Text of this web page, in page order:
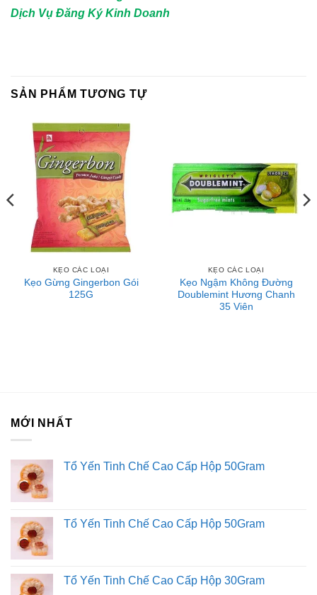
Dịch Vụ Đăng Ký Kinh Doanh
SẢN PHẨM TƯƠNG TỰ
KẸO CÁC LOẠI
Kẹo Gừng Gingerbon Gói
125G
KẸO CÁC LOẠI
Kẹo Ngậm Không Đường
Doublemint Hương Chanh
35 Viên
MỚI NHẤT
Tổ Yến Tinh Chế Cao Cấp Hộp 50Gram
Tổ Yến Tinh Chế Cao Cấp Hộp 50Gram
Tổ Yến Tinh Chế Cao Cấp Hộp 30Gram